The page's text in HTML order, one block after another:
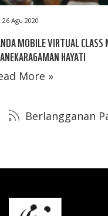
26 Agu 2020
MOBILE VIRTUAL
HAYATI
More »
Berlangganan